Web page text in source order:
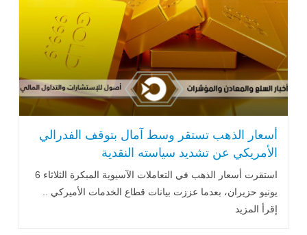
أسعار الذهب تستقر وسط آمال بتوقف الفدرالي
الأمريكي عن تشديد سياسته النقدية
استقرت أسعار الذهب في التعاملات الآسيوية المبكرة الثلاثاء 6
يونيو حزيران، بعدما عززت بيانات قطاع الخدمات الأميركي ..
إقرأ المزيد